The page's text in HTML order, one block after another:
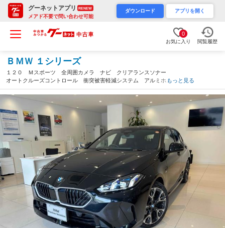
グーネットアプリ RENEW
メアド不要で問い合わせ可能
ダウンロード アプリを開く
0
お気に入り 閲覧履歴
ＢＭＷ １シリーズ
１２０ Ｍスポーツ 全周囲カメラ ナビ クリアランスソナー
オートクルーズコントロール 衝突被害軽減システム アルミホイ
ール パワーシート スマートキー ＡＴ 盗難防止システム Ａ
ＢＳ ＥＳＣ エアコン（鹿児島県）
もっと見る